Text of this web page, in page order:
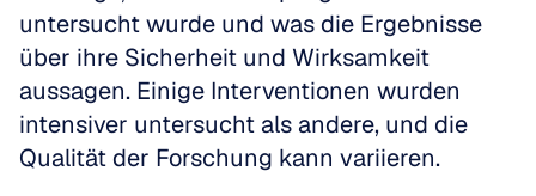
untersucht wurde und was die Ergebnisse
über ihre Sicherheit und Wirksamkeit
aussagen. Einige Interventionen wurden
intensiver untersucht als andere, und die
Qualität der Forschung kann variieren.